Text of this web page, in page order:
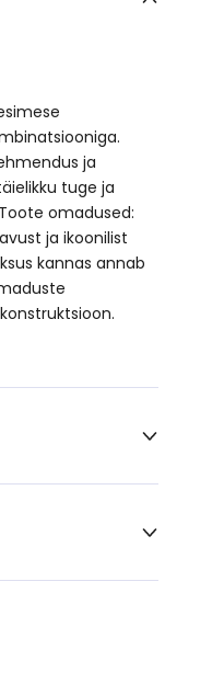
ja
tuge ja
omadused:
ja ikoonilist
kannas annab